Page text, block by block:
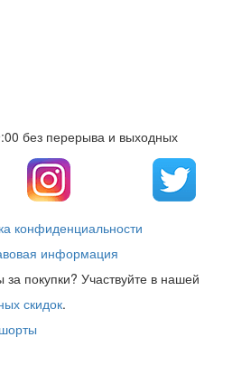
без перерыва и выходных
конфиденциальности
информация
за покупки? Участвуйте в нашей
скидок.